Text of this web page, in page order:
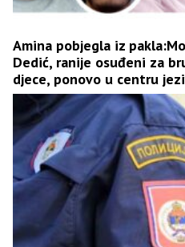
Amina pobjegla iz
Dedić, ranije osuđeni za
djece, ponovo u centru